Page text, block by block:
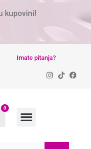
kupovini!
Imate pitanja?
0